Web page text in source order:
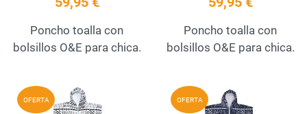
Poncho toalla con
bolsillos O&E para chica.
Poncho toalla con
bolsillos O&E para chica.
OFERTA Add to Wishlist
OFERTA